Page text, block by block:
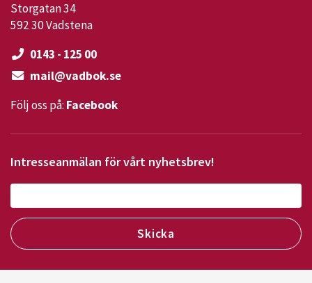
Storgatan 34
592 30 Vadstena
0143 - 125 00
mail@vadbok.se
Följ oss på: Facebook
Intresseanmälan för vårt nyhetsbrev!